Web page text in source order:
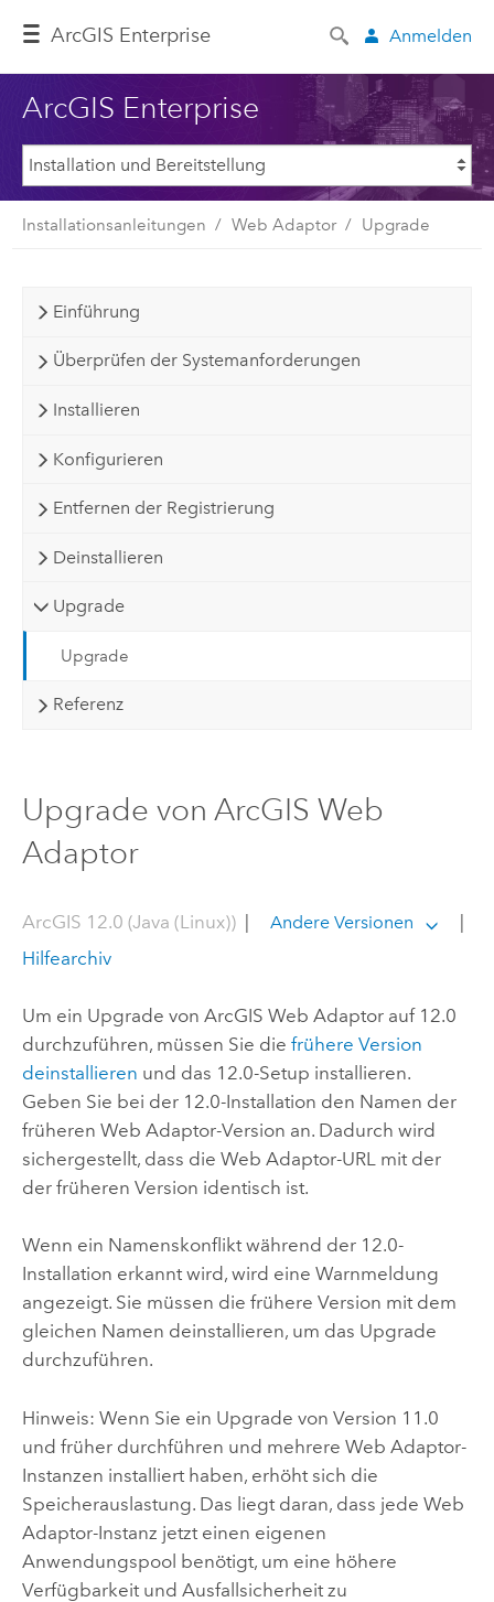
ArcGIS Enterprise Anmelden
ArcGIS Enterprise
Installationsanleitungen Web Adaptor Upgrade
Einführung
Überprüfen der Systemanforderungen
Installieren
Konfigurieren
Entfernen der Registrierung
Deinstallieren
Upgrade
Upgrade
Referenz
Upgrade von ArcGIS Web
Adaptor
ArcGIS 12.0 (Java (Linux))| Andere Versionen
Hilfearchiv
Um ein Upgrade von ArcGIS Web Adaptorauf 12.0
durchzuführen, müssen Sie die frühere Version
deinstallieren und das 12.0-Setup installieren.
Geben Sie bei der 12.0-Installation den Namen der
früheren Web Adaptor-Version an. Dadurch wird
sichergestellt, dass die Web Adaptor-URL mit der
der früheren Version identisch ist.
Wenn ein Namenskonflikt während der 12.0-
Installation erkannt wird, wird eine Warnmeldung
angezeigt. Sie müssen die frühere Version mit dem
gleichen Namen deinstallieren, um das Upgrade
durchzuführen.
Hinweis: Wenn Sie ein Upgrade von Version 11.0
und früher durchführen und mehrere Web Adaptor-
Instanzen installiert haben, erhöht sich die
Speicherauslastung. Das liegt daran, dass jede Web
Adaptor-Instanz jetzt einen eigenen
Anwendungspool benötigt, um eine höhere
Verfügbarkeit und Ausfallsicherheit zu